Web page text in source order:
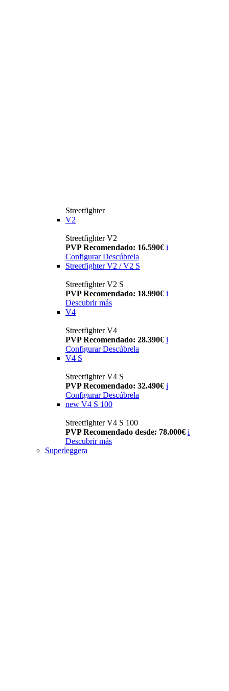
Streetfighter
V2
Streetfighter V2
PVP Recomendado: 16.590€ i
Configurar Descúbrela
Streetfighter V2 / V2 S
Streetfighter V2 S
PVP Recomendado: 18.990€ i
Descubrir más
V4
Streetfighter V4
PVP Recomendado: 28.390€ i
Configurar Descúbrela
V4 S
Streetfighter V4 S
PVP Recomendado: 32.490€ i
Configurar Descúbrela
new V4 S 100
Streetfighter V4 S 100
PVP Recomendado desde: 78.000€ i
Descubrir más
Superleggera